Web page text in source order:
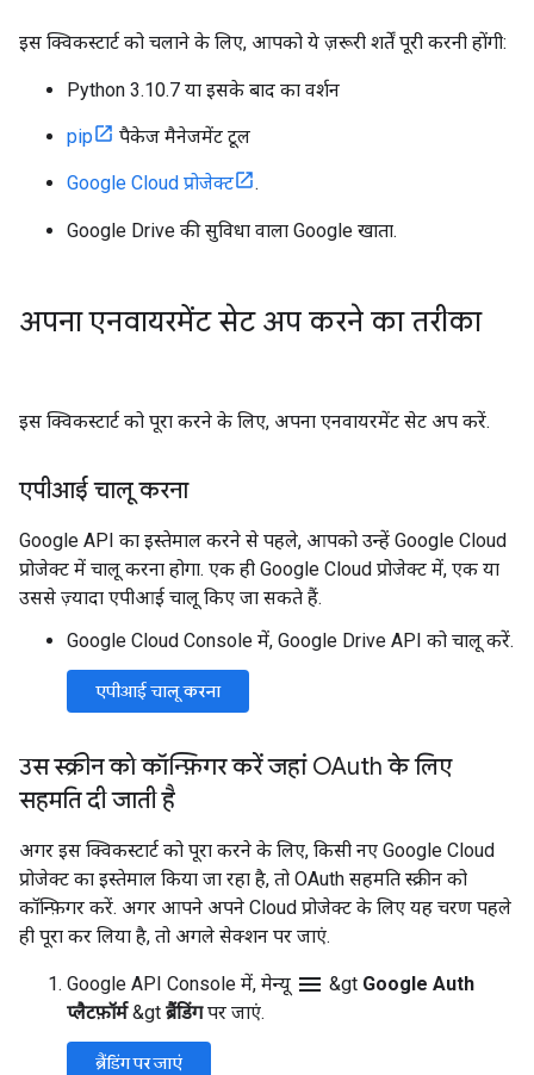
इस क्विकस्टार्ट को चलाने के लिए, आपको ये ज़रूरी शर्तें पूरी करनी होंगी:
Python 3.10.7 या इसके बाद का वर्शन
pip पैकेज मैनेजमेंट टूल
Google Cloud प्रोजेक्ट .
Google Drive की सुविधा वाला Google खाता.
अपना एनवायरमेंट सेट अप करने का तरीका
इस क्विकस्टार्ट को पूरा करने के लिए, अपना एनवायरमेंट सेट अप करें.
एपीआई चालू करना
Google API का इस्तेमाल करने से पहले, आपको उन्हें Google Cloud
प्रोजेक्ट में चालू करना होगा. एक ही Google Cloud प्रोजेक्ट में, एक या
उससे ज़्यादा एपीआई चालू किए जा सकते हैं.
Google Cloud Console में, Google Drive API को चालू करें.
एपीआई चालू करना
उस स्क्रीन को कॉन्फ़िगर करें जहां OAuth के लिए
सहमति दी जाती है
अगर इस क्विकस्टार्ट को पूरा करने के लिए, किसी नए Google Cloud
प्रोजेक्ट का इस्तेमाल किया जा रहा है, तो OAuth सहमति स्क्रीन को
कॉन्फ़िगर करें. अगर आपने अपने Cloud प्रोजेक्ट के लिए यह चरण पहले
ही पूरा कर लिया है, तो अगले सेक्शन पर जाएं.
Google API Console में, मेन्यू menu &gt Google Auth
प्लैटफ़ॉर्म &gt ब्रैंडिंगपर जाएं.
ब्रैंडिंग पर जाएं